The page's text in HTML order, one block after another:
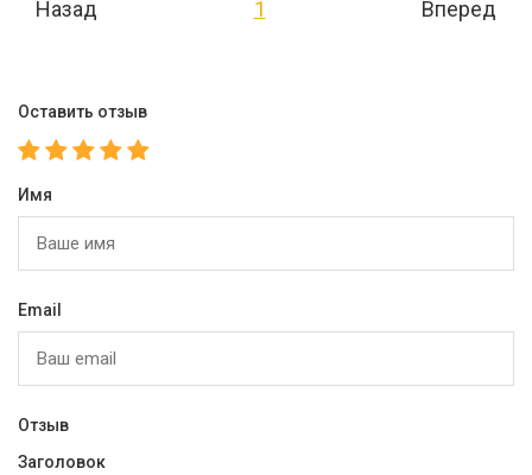
Назад 1 Вперед
Оставить отзыв
Имя
Email
Отзыв
Заголовок